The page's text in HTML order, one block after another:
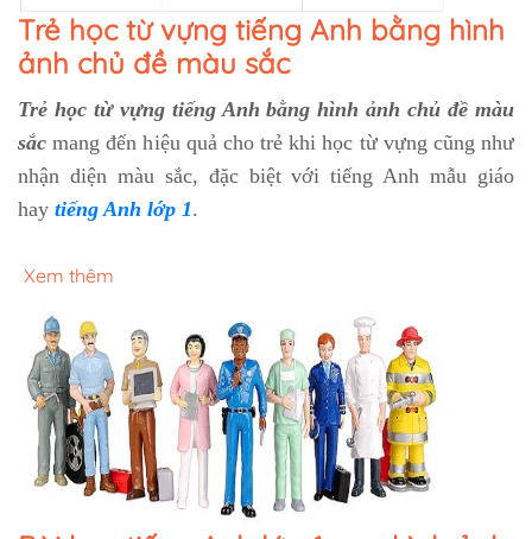
Trẻ học từ vựng tiếng Anh bằng hình
ảnh chủ đề màu sắc
Trẻ học từ vựng tiếng Anh bằng hình ảnh chủ đề màu
sắc mang đến hiệu quả cho trẻ khi học từ vựng cũng như
nhận diện màu sắc, đặc biệt với tiếng Anh mẫu giáo
hay tiếng Anh lớp 1.
Xem thêm